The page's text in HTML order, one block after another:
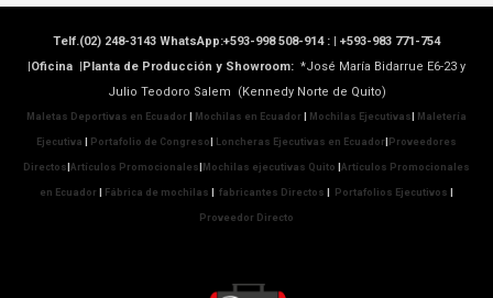
Telf.(02) 248-3143 WhatsApp:+593-998 508-914 : | +593-983 771-754
|Oficina |Planta de Producción y Showroom: *José María Bidarrue E6-23 y
Julio Teodoro Salem (Kennedy Norte de Quito)
Maletas Deportivas en Ecuador Mochilas en Ecuador Mochilas Ejecutivas Maletería
Ejecutiva Portafolio de Congreso Loncheras Ejecutivas en Ecuador Proveedores
Directos Artículos Promocionales Mochilas ejecutivas Quito Artículos Promocionales
en Ecuador Fábrica de mochilas fabricantes Directos Portafolios Ejecutivos
Proveedor Directo